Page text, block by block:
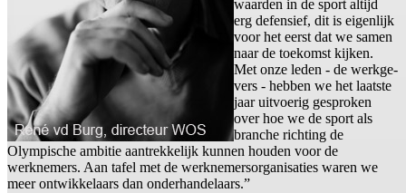
waarden in de sport altijd
erg defensief, dit is eigenlijk
voor het eerst dat we samen
naar de toekomst kijken.
Met onze leden - de werkge-
vers - hebben we het laatste
jaar uitvoerig gesproken
over hoe we de sport als
branche richting de
Olympische ambitie aantrekkelijk kunnen houden voor de
werknemers. Aan tafel met de werknemersorganisaties waren we
meer ontwikkelaars dan onderhandelaars.”